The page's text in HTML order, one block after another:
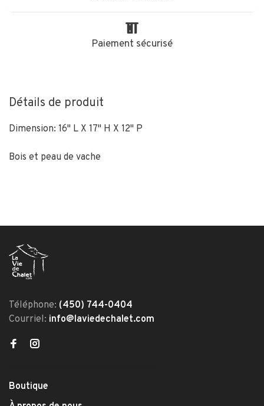
Paiement sécurisé
Détails de produit
Dimension: 16" L X 17" H X 12" P
Bois et peau de vache
Téléphone: (450) 744-0404
Courriel: info@laviedechalet.com
Boutique